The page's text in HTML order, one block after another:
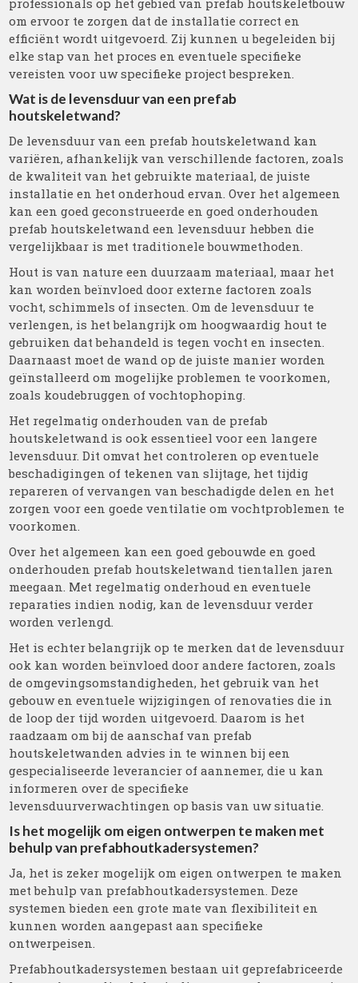
professionals op het gebied van prefab houtskeletbouw
om ervoor te zorgen dat de installatie correct en
efficiënt wordt uitgevoerd. Zij kunnen u begeleiden bij
elke stap van het proces en eventuele specifieke
vereisten voor uw specifieke project bespreken.
Wat is de levensduur van een prefab
houtskeletwand?
De levensduur van een prefab houtskeletwand kan
variëren, afhankelijk van verschillende factoren, zoals
de kwaliteit van het gebruikte materiaal, de juiste
installatie en het onderhoud ervan. Over het algemeen
kan een goed geconstrueerde en goed onderhouden
prefab houtskeletwand een levensduur hebben die
vergelijkbaar is met traditionele bouwmethoden.
Hout is van nature een duurzaam materiaal, maar het
kan worden beïnvloed door externe factoren zoals
vocht, schimmels of insecten. Om de levensduur te
verlengen, is het belangrijk om hoogwaardig hout te
gebruiken dat behandeld is tegen vocht en insecten.
Daarnaast moet de wand op de juiste manier worden
geïnstalleerd om mogelijke problemen te voorkomen,
zoals koudebruggen of vochtophoping.
Het regelmatig onderhouden van de prefab
houtskeletwand is ook essentieel voor een langere
levensduur. Dit omvat het controleren op eventuele
beschadigingen of tekenen van slijtage, het tijdig
repareren of vervangen van beschadigde delen en het
zorgen voor een goede ventilatie om vochtproblemen te
voorkomen.
Over het algemeen kan een goed gebouwde en goed
onderhouden prefab houtskeletwand tientallen jaren
meegaan. Met regelmatig onderhoud en eventuele
reparaties indien nodig, kan de levensduur verder
worden verlengd.
Het is echter belangrijk op te merken dat de levensduur
ook kan worden beïnvloed door andere factoren, zoals
de omgevingsomstandigheden, het gebruik van het
gebouw en eventuele wijzigingen of renovaties die in
de loop der tijd worden uitgevoerd. Daarom is het
raadzaam om bij de aanschaf van prefab
houtskeletwanden advies in te winnen bij een
gespecialiseerde leverancier of aannemer, die u kan
informeren over de specifieke
levensduurverwachtingen op basis van uw situatie.
Is het mogelijk om eigen ontwerpen te maken met
behulp van prefabhoutkadersystemen?
Ja, het is zeker mogelijk om eigen ontwerpen te maken
met behulp van prefabhoutkadersystemen. Deze
systemen bieden een grote mate van flexibiliteit en
kunnen worden aangepast aan specifieke
ontwerpeisen.
Prefabhoutkadersystemen bestaan uit geprefabriceerde